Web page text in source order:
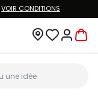
VOIR CONDITIONS